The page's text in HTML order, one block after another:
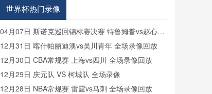
传奇终章**
轮积4分球
率与稳定性
分析
世界杯热门录像
04月07日 斯诺克巡回锦标赛决赛 特鲁姆普vs赵心童
全场录像回放
12月31日 喀什帕丽迪澳vs吴川青年 全场录像回放
12月30日 CBA常规赛 上海vs四川 全场录像回放
12月29日 庆元队 VS 柯城队 全场录像
12月28日 NBA常规赛 雷霆vs马刺 全场录像回放